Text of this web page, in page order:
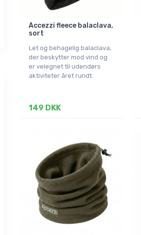
Accezzi fleece balaclava,
sort
Let og behagelig balaclava,
der beskytter mod vind og
er velegnet til udendørs
aktiviteter året rundt.
149 DKK